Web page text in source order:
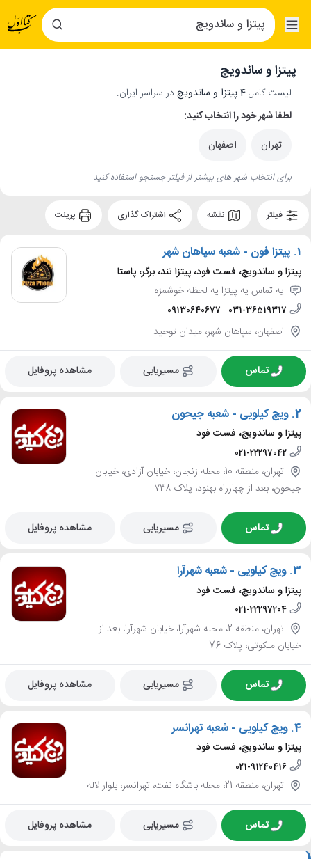
پیتزا و ساندویچ
لیست کامل4 پیتزا و ساندویچ
در سراسر ایران.
لطفا شهر خود را انتخاب کنید:
تهران
اصفهان
برای انتخاب شهر های بیشتر از فیلتر جستجو استفاده کنید.
فیلتر نقشه
1. پیتزا فون - شعبه سپاهان شهر
پیتزا و ساندویچ، فست فود، پیتزا تند، برگر، پاستا
یه تماس یه پیتزا یه لحظه خوشمزه
031-36519317
09130640677
اصفهان، سپاهان شهر، میدان توحید
تماس مسیریابی مشاهده پروفایل
2. ویچ کیلویی - شعبه جیحون
پیتزا و ساندویچ، فست فود
021-22297042
تهران، منطقه 10، محله زنجان، خیابان آزادی، خیابان
جیحون، بعد از چهارراه بهنود، پلاک ۷۳۸
تماس مسیریابی مشاهده پروفایل
3. ویچ کیلویی - شعبه شهرآرا
پیتزا و ساندویچ، فست فود
021-22297204
تهران، منطقه 2، محله شهرآرا، خیابان شهرآرا، بعد از
خیابان ملکوتی، پلاک 76
تماس مسیریابی مشاهده پروفایل
4. ویچ کیلویی - شعبه تهرانسر
پیتزا و ساندویچ، فست فود
021-91240416
تهران، منطقه 21، محله باشگاه نفت، تهرانسر، بلوار لاله
تماس مسیریابی مشاهده پروفایل